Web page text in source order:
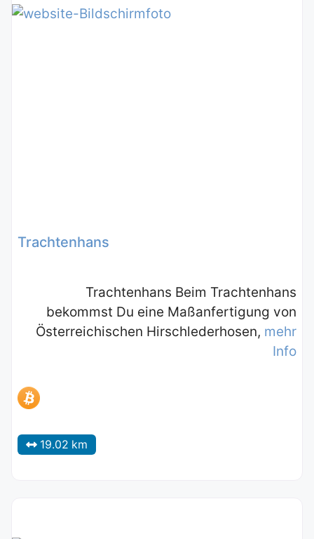
Trachtenhans
Trachtenhans Beim Trachtenhans
bekommst Du eine Maßanfertigung von
Österreichischen Hirschlederhosen, mehr
Info
19.02 km